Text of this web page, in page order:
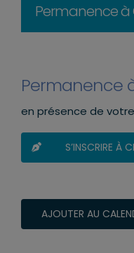
Permanence à
Permanence à
en présence de
S’INSCRIRE À
AJOUTER AU